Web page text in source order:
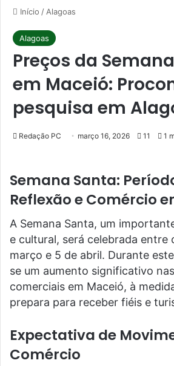
Início / Alagoas
Alagoas
Preços da
em Maceió:
pesquisa em
Redação PC março 16, 2026 11 1
Semana Santa:
Reflexão e Comércio
A Semana Santa, um
e cultural, será celebrada entre
março e 5 de abril. Durante
se um aumento significativo
comerciais em Maceió, à
prepara para receber fiéis e
Expectativa de
Comércio